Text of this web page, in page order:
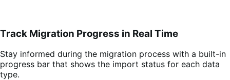
Track Migration Progress in Real Time
Stay informed during the migration process with a built-in
progress bar that shows the import status for each data
type.